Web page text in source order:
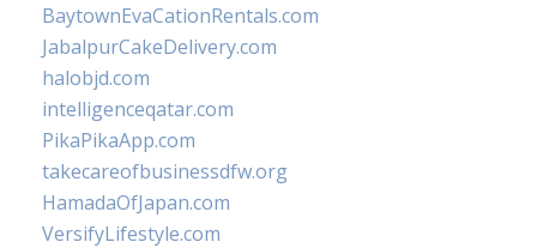
BaytownEvaCationRentals.com
JabalpurCakeDelivery.com
halobjd.com
intelligenceqatar.com
PikaPikaApp.com
takecareofbusinessdfw.org
HamadaOfJapan.com
VersifyLifestyle.com